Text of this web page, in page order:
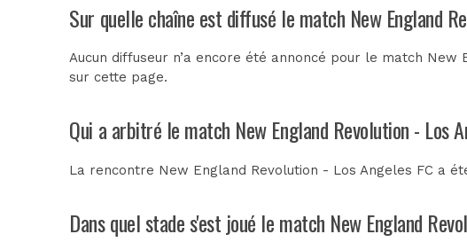
Sur quelle chaîne est diffusé le match New England
Aucun diffuseur n’a encore été annoncé pour le match New
sur cette page.
Qui a arbitré le match New England Revolution - Los
La rencontre New England Revolution - Los Angeles FC a
Dans quel stade s'est joué le match New England